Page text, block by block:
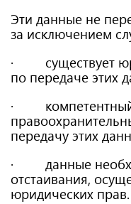
Эти данные не
за исключением
· существует
по передаче этих
· компетентный
передачу этих
· данные
отстаивания,
юридических прав.